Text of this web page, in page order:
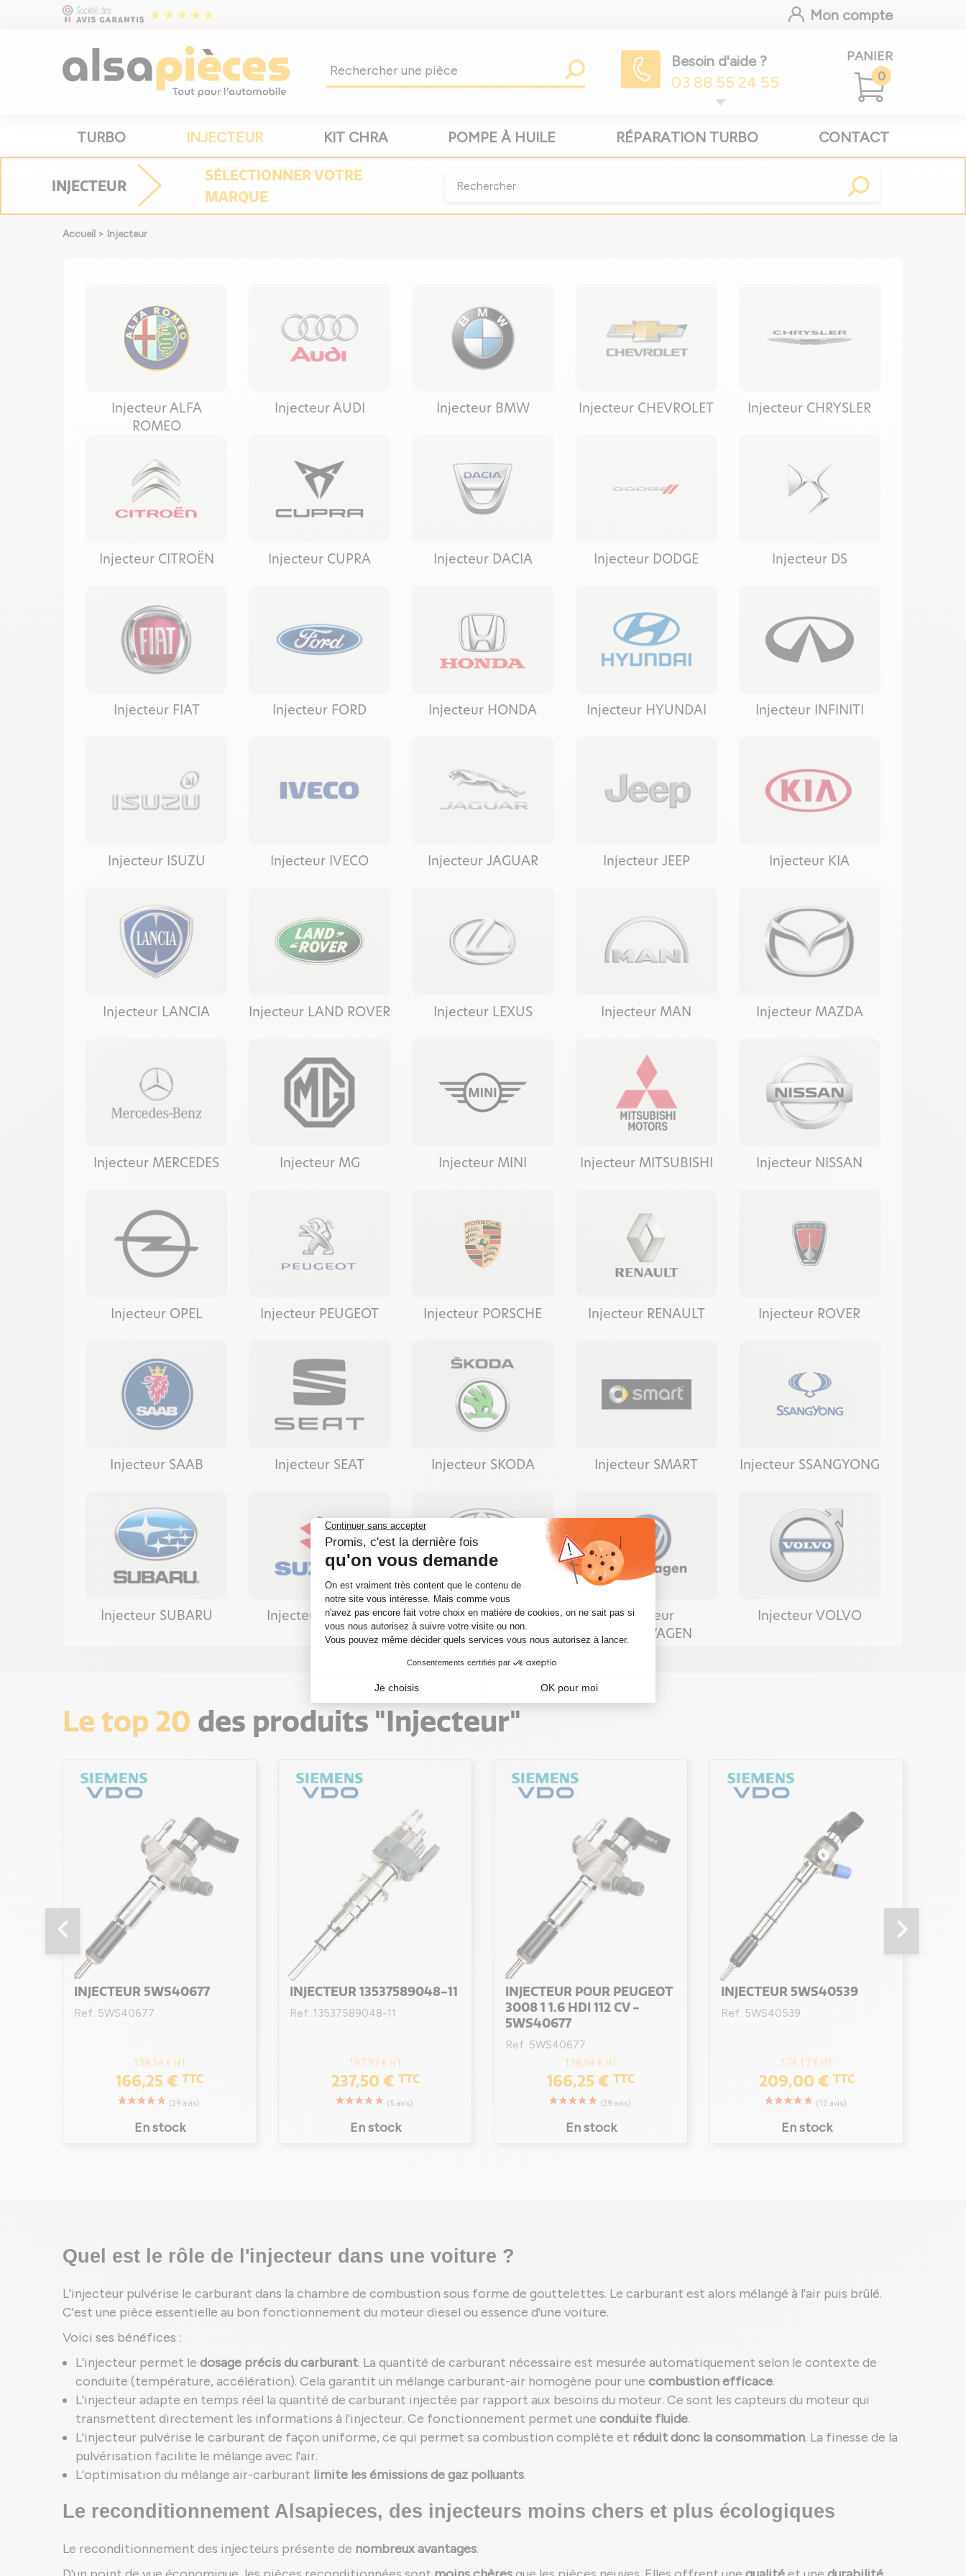
Mon compte
Besoin d'aide ?
03 88 55 24 55
PANIER
0
TURBO INJECTEUR KIT CHRA POMPE À HUILE RÉPARATION TURBO CONTACT
INJECTEUR
SÉLECTIONNER VOTRE
MARQUE
Accueil > Injecteur
Injecteur ALFA
ROMEO
Injecteur AUDI Injecteur BMW Injecteur CHEVROLET Injecteur CHRYSLER
Injecteur CITROËN Injecteur CUPRA Injecteur DACIA Injecteur DODGE Injecteur DS
Injecteur FIAT Injecteur FORD Injecteur HONDA Injecteur HYUNDAI Injecteur INFINITI
Injecteur ISUZU Injecteur IVECO Injecteur JAGUAR Injecteur JEEP Injecteur KIA
Injecteur LANCIA Injecteur LAND ROVER Injecteur LEXUS Injecteur MAN Injecteur MAZDA
Injecteur MERCEDES Injecteur MG Injecteur MINI Injecteur MITSUBISHI Injecteur NISSAN
Injecteur OPEL Injecteur PEUGEOT Injecteur PORSCHE Injecteur RENAULT Injecteur ROVER
Injecteur SAAB Injecteur SEAT Injecteur SKODA Injecteur SMART Injecteur SSANGYONG
Injecteur SUBARU Injecteur SUZUKI Injecteur TOYOTA
Injecteur
VOLKSWAGEN
Injecteur VOLVO
Le top 20 des produits "Injecteur"
chevron_left chevron_right
INJECTEUR 5WS40677
Ref. 5WS40677
138,54 € HT
166,25 € TTC
En stock
INJECTEUR 13537589048-11
Ref. 13537589048-11
197,92 € HT
237,50 € TTC
En stock
INJECTEUR POUR PEUGEOT
3008 1 1.6 HDI 112 CV -
5WS40677
Ref. 5WS40677
138,54 € HT
166,25 € TTC
En stock
INJECTEUR 5WS40539
Ref. 5WS40539
174,17 € HT
209,00 € TTC
En stock
Quel est le rôle de l'injecteur dans une voiture ?
L'injecteur pulvérise le carburant dans la chambre de combustion sous forme de gouttelettes. Le carburant est alors mélangé à l'air puis brûlé.
C'est une pièce essentielle au bon fonctionnement du moteur diesel ou essence d'une voiture.
Voici ses bénéfices :
L'injecteur permet le dosage précis du carburant. La quantité de carburant nécessaire est mesurée automatiquement selon le contexte de
conduite (température, accélération). Cela garantit un mélange carburant-air homogène pour une combustion efficace.
L'injecteur adapte en temps réel la quantité de carburant injectée par rapport aux besoins du moteur. Ce sont les capteurs du moteur qui
transmettent directement les informations à l'injecteur. Ce fonctionnement permet une conduite fluide.
L'injecteur pulvérise le carburant de façon uniforme, ce qui permet sa combustion complète et réduit donc la consommation. La finesse de la
pulvérisation facilite le mélange avec l'air.
L'optimisation du mélange air-carburant limite les émissions de gaz polluants.
Le reconditionnement Alsapieces, des injecteurs moins chers et plus écologiques
Le reconditionnement des injecteurs présente de nombreux avantages.